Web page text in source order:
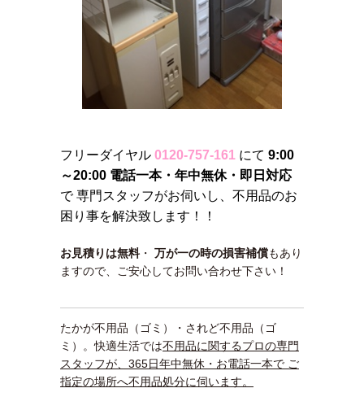
フリーダイヤル 0120-757-161 にて 9:00
～20:00 電話一本・年中無休・即日対応
で 専門スタッフがお伺いし、不用品のお
困り事を解決致します！！
お見積りは無料・ 万が一の時の損害補償もあり
ますので、ご安心してお問い合わせ下さい！
たかが不用品（ゴミ）・されど不用品（ゴ
ミ）。快適生活では不用品に関するプロの専門
スタッフが、365日年中無休・お電話一本で ご
指定の場所へ不用品処分に伺います。